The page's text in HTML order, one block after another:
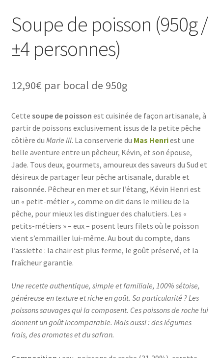
Soupe de poisson (950g /
±4 personnes)
12,90€ par bocal de 950g
Cette soupe de poisson est cuisinée de façon artisanale, à
partir de poissons exclusivement issus de la petite pêche
côtière du Marie III. La conserverie du Mas Henriest une
belle aventure entre un pêcheur, Kévin, et son épouse,
Jade. Tous deux, gourmets, amoureux des saveurs du Sud et
désireux de partager leur pêche artisanale, durable et
raisonnée. Pêcheur en mer et sur l’étang, Kévin Henri est
un « petit-métier », comme on dit dans le milieu de la
pêche, pour mieux les distinguer des chalutiers. Les «
petits-métiers » – eux – posent leurs filets où le poisson
vient s’emmailler lui-même. Au bout du compte, dans
l’assiette : la chair est plus ferme, le goût préservé, et la
fraîcheur garantie.
Une recette authentique, simple et familiale, 100% sétoise,
généreuse en texture et riche en goût. Sa particularité ? Les
poissons sauvages qui la composent. Ces poissons de roche lui
donnent un goût incomparable. Mais aussi : des légumes
frais, des aromates et du safran.